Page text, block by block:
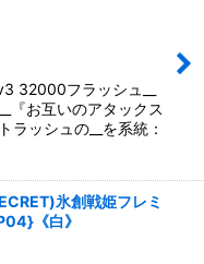
32000フラッシュ__
『お互いのアタックス
ラッシュの__を系統：
氷創戦姫フレミ
《白》